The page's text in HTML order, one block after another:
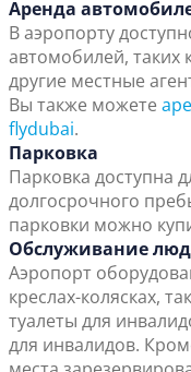
Аренда
В аэропорту
автомобилей, таких
другие местные
Вы также можете
flydubai.
Парковка
Парковка доступна
долгосрочного
парковки можно
Обслуживание
Аэропорт
креслах-колясках,
туалеты для
для инвалидов.